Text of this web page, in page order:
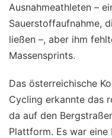
Ausnahmeathleten –
Sauerstoffaufnahme,
ließen –, aber ihm
Massensprints.
Das österreichische
Cycling erkannte das
da auf den
Plattform. Es war